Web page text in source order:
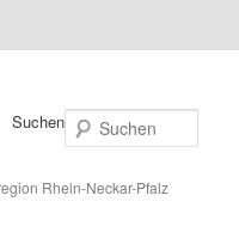
Rhein-Neckar-Pfalz
Suchen